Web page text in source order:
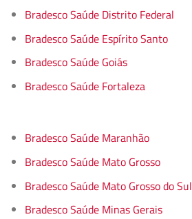
Bradesco Saúde Distrito Federal
Bradesco Saúde Espírito Santo
Bradesco Saúde Goiás
Bradesco Saúde Fortaleza
Bradesco Saúde Maranhão
Bradesco Saúde Mato Grosso
Bradesco Saúde Mato Grosso do Sul
Bradesco Saúde Minas Gerais